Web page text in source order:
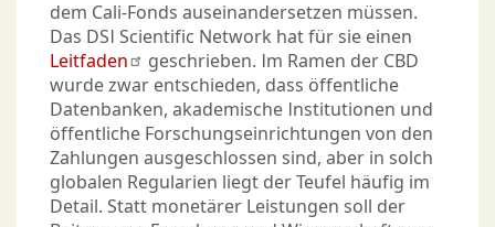
dem Cali-Fonds auseinandersetzen müssen.
Das DSI Scientific Network hat für sie einen
Leitfaden
geschrieben. Im Ramen der CBD
wurde zwar entschieden, dass öffentliche
Datenbanken, akademische Institutionen und
öffentliche Forschungseinrichtungen von den
Zahlungen ausgeschlossen sind, aber in solch
globalen Regularien liegt der Teufel häufig im
Detail. Statt monetärer Leistungen soll der